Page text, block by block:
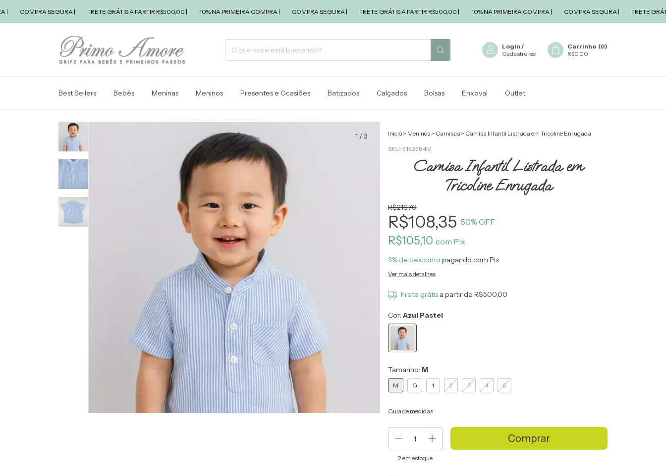
COMPRA SEGURA | FRETE GRÁTIS A PARTIR R$500,00 | 10% NA PRIMEIRA COMPRA | COMPRA SEGURA | FRETE GRÁTIS A PARTIR R$500,00 | 10% NA PRIMEIRA COMPRA | COMPRA SEGURA | FRETE GRÁTIS A
Login /
Cadastre-se
Carrinho (0)
R$0,00
Best Sellers Bebês Meninas Meninos Presentes e Ocasiões Batizados Calçados Bolsas Enxoval Outlet
1 /3 Início > Meninos > Camisas > Camisa Infantil Listrada em Tricoline Enrugada
SKU: 5152584M
Camisa Infantil Listrada em
Tricoline Enrugada
R$216,70
R$108,35 50% OFF
R$105,10 com Pix
3% de desconto pagando com Pix
Ver mais detalhes
Frete grátis a partir deR$500,00
Cor: Azul Pastel
Tamanho: M
M G 1 2 3 4 6
Guia de medidas
2 em estoque